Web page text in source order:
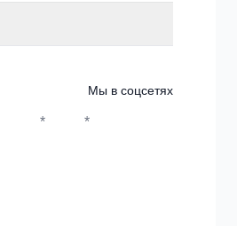
Мы в соцсетях
* *